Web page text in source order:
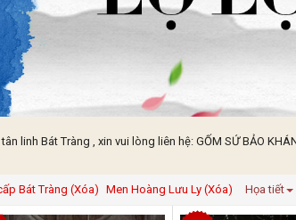
linh Bát Tràng , xin vui lòng liên hệ: GỐM SỨ BẢO
Bát Tràng (Xóa) Men Hoàng Lưu Ly (Xóa) Họa tiết